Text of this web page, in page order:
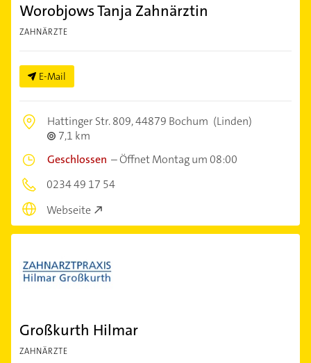
Worobjows Tanja Zahnärztin
ZAHNÄRZTE
E-Mail
Hattinger Str. 809,44879 Bochum (Linden)
7,1 km
Geschlossen –Öffnet Montag um 08:00
0234 49 17 54
Webseite
Großkurth Hilmar
ZAHNÄRZTE